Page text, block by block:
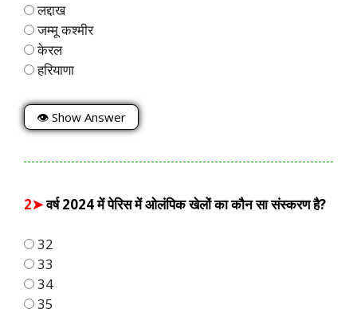
लद्दाख
जम्मू कश्मीर
केरल
हरियाणा
👁 Show Answer
2➤वर्ष 2024 में पेरिस में ओलंपिक खेलों का कौन सा संस्करण है?
32
33
34
35